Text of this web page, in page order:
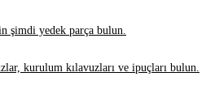
şimdi yedek parça bulun.
kurulum kılavuzları ve ipuçları bulun.